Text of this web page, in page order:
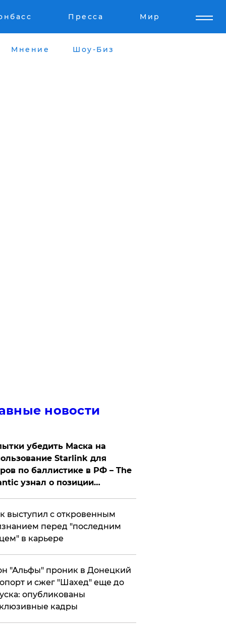
Пресса Мир
Мнение Шоу-Биз
новости
убедить Маска на
Starlink для
по баллистике в РФ – The
узнал о позиции
выступил с откровенным
перед "последним
в карьере
"Альфы" проник в Донецкий
и сжег "Шахед" еще до
опубликованы
кадры